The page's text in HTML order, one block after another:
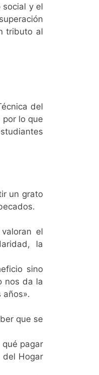
y el
tributo al
del
lo que
un grato
el
la
sino
nos da la
años».
que se
pagar
Hogar